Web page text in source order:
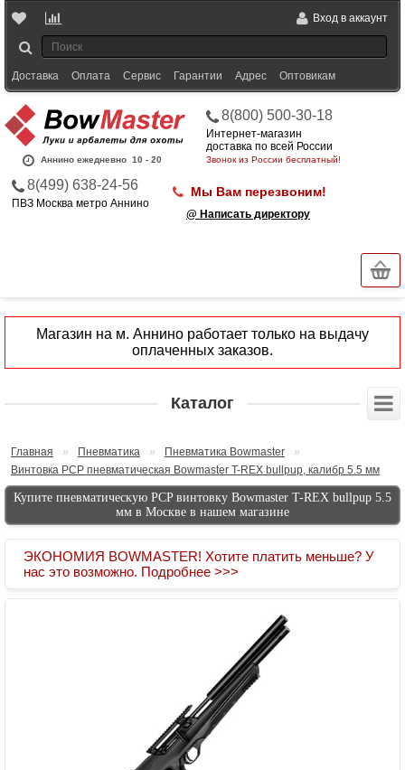
Вход в аккаунт
Доставка Оплата Сервис Гарантии Адрес Оптовикам
Аннино ежедневно 10 - 20
8(800) 500-30-18
Интернет-магазин
доставка по всей России
Звонок из России бесплатный!
8(499) 638-24-56
ПВЗ Москва метро Аннино
Мы Вам перезвоним!
@ Написать директору
Магазин на м. Аннино работает только на выдачу
оплаченных заказов.
Каталог
Главная » Пневматика » Пневматика Bowmaster
»
Винтовка PCP пневматическая Bowmaster T-REX bullpup, калибр 5.5 мм
Купите пневматическую PCP винтовку Bowmaster T-REX bullpup 5.5
мм в Москве в нашем магазине
ЭКОНОМИЯ BOWMASTER! Хотите платить меньше? У
нас это возможно. Подробнее >>>